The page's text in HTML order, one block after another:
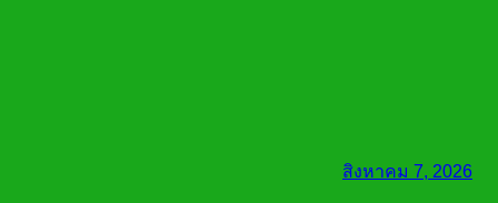
สิงหาคม 7, 2026